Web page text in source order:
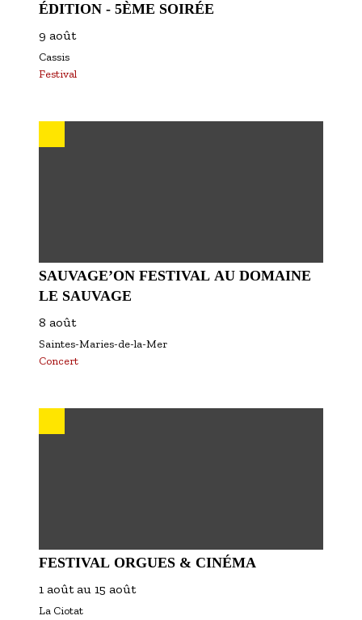
ÉDITION - 5ÈME SOIRÉE
9 août
Cassis
Festival
SAUVAGE’ON FESTIVAL AU DOMAINE
LE SAUVAGE
8 août
Saintes-Maries-de-la-Mer
Concert
FESTIVAL ORGUES & CINÉMA
1 août au 15 août
La Ciotat